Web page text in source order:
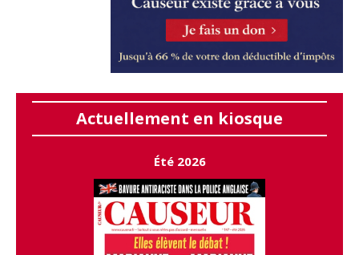
Actuellement en kiosque
Été 2026